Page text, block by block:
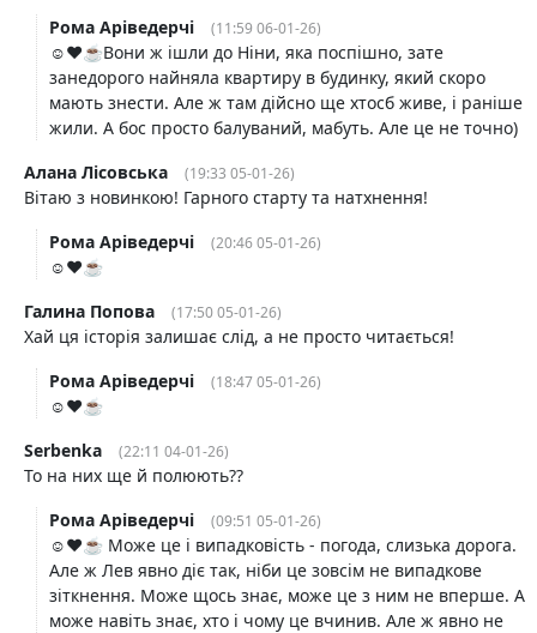
Рома Аріведерчі
(11:59 06-01-26)
☺️❤️☕️Вони ж ішли до Ніни, яка поспішно, зате
занедорого найняла квартиру в будинку, який скоро
мають знести. Але ж там дійсно ще хтосб живе, і раніше
жили. А бос просто балуваний, мабуть. Але це не точно)
Алана Лісовська
(19:33 05-01-26)
Вітаю з новинкою! Гарного старту та натхнення!
Рома Аріведерчі
(20:46 05-01-26)
☺️❤️☕️
Галина Попова
(17:50 05-01-26)
Хай ця історія залишає слід, а не просто читається!
Рома Аріведерчі
(18:47 05-01-26)
☺️❤️☕️
Serbenka
(22:11 04-01-26)
То на них ще й полюють??
Рома Аріведерчі
(09:51 05-01-26)
☺️❤️☕️ Може це і випадковість - погода, слизька дорога.
Але ж Лев явно діє так, ніби це зовсім не випадкове
зіткнення. Може щось знає, може це з ним не вперше. А
може навіть знає, хто і чому це вчинив. Але ж явно не